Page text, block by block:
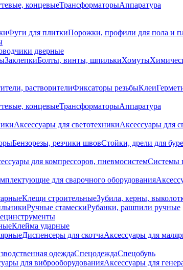
концевыеТрансформаторыАппаратура
Фуги для плиткиПорожки, профили для пола и
дверные
ЗаклепкиБолты, винты, шпилькиХомуты
растворителиФиксаторы резьбыКлеи
концевыеТрансформаторыАппаратура
Аксессуары для светотехникиАксессуары для
Бензорезы, резчики швовСтойки, дрели для
для компрессоров, пневмосистемСистемы
для сварочного оборудования
Клещи строительныеЗубила, керны,
Ручные стамескиРубанки, рашпили ручные
Клейма ударные
Диспенсеры для скотчаАксессуары для
одеждаСпецодеждаСпецобувь
для виброоборудованияАксессуары для